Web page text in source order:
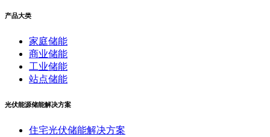
产品大类
家庭储能
商业储能
工业储能
站点储能
光伏能源储能解决方案
住宅光伏储能解决方案